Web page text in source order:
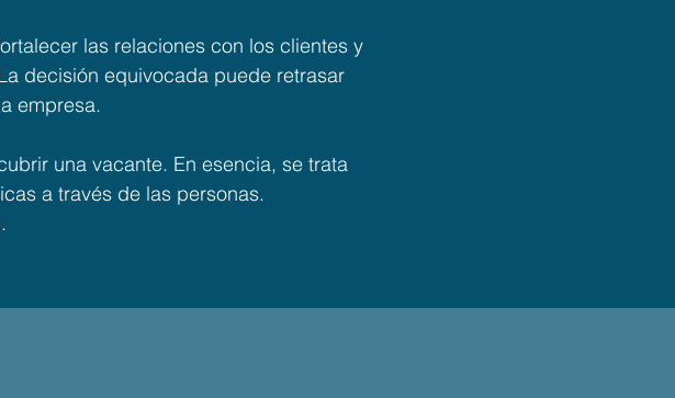
las relaciones con los clientes y
decisión equivocada puede retrasar
empresa.
una vacante. En esencia, se trata
a través de las personas.